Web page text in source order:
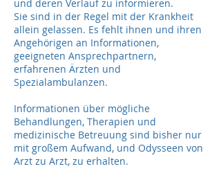
und deren Verlauf zu informieren.
Sie sind in der Regel mit der Krankheit
allein gelassen. Es fehlt ihnen und ihren
Angehörigen an Informationen,
geeigneten Ansprechpartnern,
erfahrenen Ärzten und
Spezialambulanzen.
Informationen über mögliche
Behandlungen, Therapien und
medizinische Betreuung sind bisher nur
mit großem Aufwand, und Odysseen von
Arzt zu Arzt, zu erhalten.